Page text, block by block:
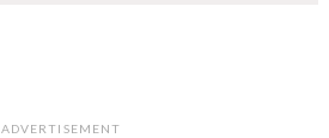
ADVERTISEMENT